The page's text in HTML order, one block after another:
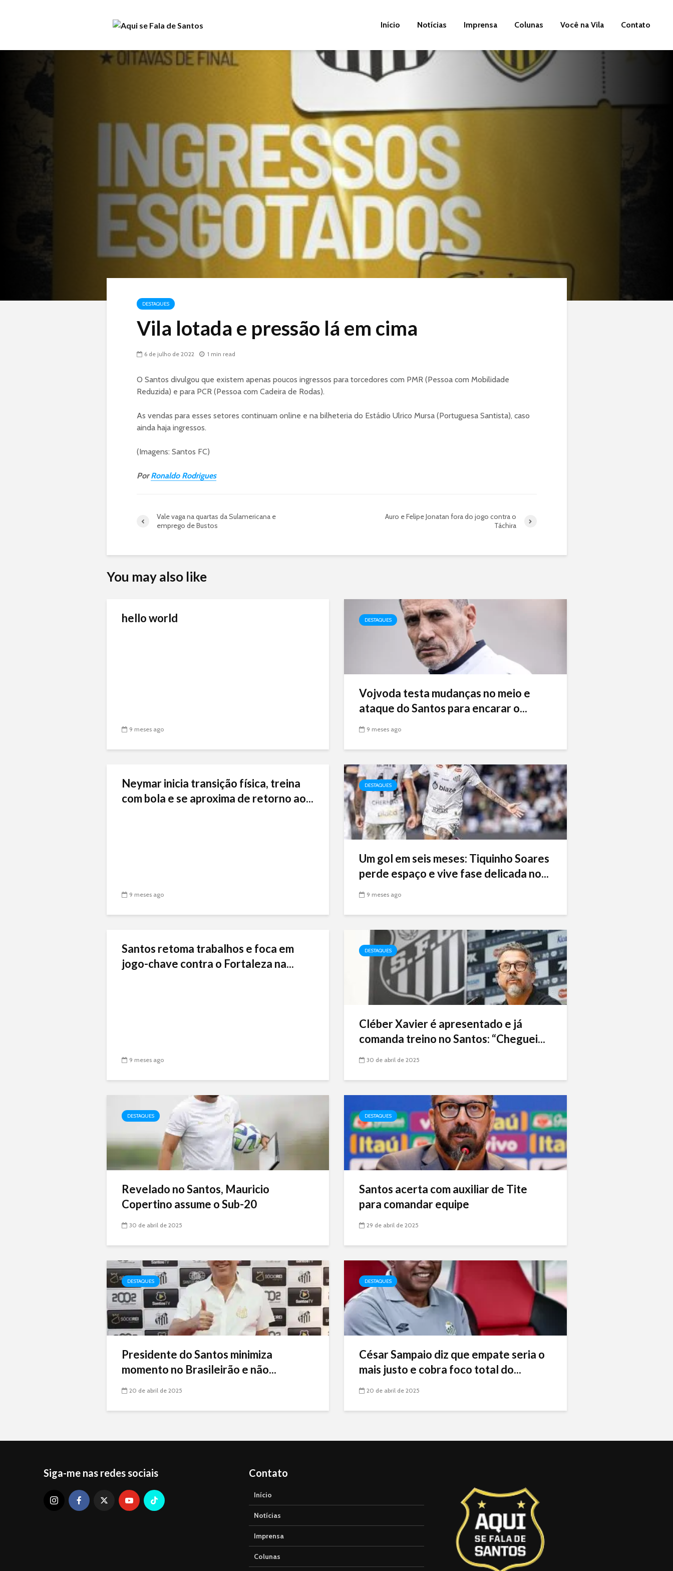
Início Notícias Imprensa Colunas Você na Vila Contato
DESTAQUES
Vila lotada e pressão lá em cima
6 de julho de 2022 1 min read
O Santos divulgou que existem apenas poucos ingressos para torcedores com PMR (Pessoa com Mobilidade
Reduzida) e para PCR (Pessoa com Cadeira de Rodas).
As vendas para esses setores continuam online e na bilheteria do Estádio Ulrico Mursa (Portuguesa Santista), caso
ainda haja ingressos.
(Imagens: Santos FC)
PorRonaldo Rodrigues
Vale vaga na quartas da Sulamericana e
emprego de Bustos
Auro e Felipe Jonatan fora do jogo contra o
Táchira
You may also like
hello world
9 meses ago
DESTAQUES
Vojvoda testa mudanças no meio e
ataque do Santos para encarar o...
9 meses ago
Neymar inicia transição física, treina
com bola e se aproxima de retorno ao...
9 meses ago
DESTAQUES
Um gol em seis meses: Tiquinho Soares
perde espaço e vive fase delicada no...
9 meses ago
Santos retoma trabalhos e foca em
jogo-chave contra o Fortaleza na...
9 meses ago
DESTAQUES
Cléber Xavier é apresentado e já
comanda treino no Santos: “Cheguei...
30 de abril de 2025
DESTAQUES
Revelado no Santos, Mauricio
Copertino assume o Sub-20
30 de abril de 2025
DESTAQUES
Santos acerta com auxiliar de Tite
para comandar equipe
29 de abril de 2025
DESTAQUES
Presidente do Santos minimiza
momento no Brasileirão e não...
20 de abril de 2025
DESTAQUES
César Sampaio diz que empate seria o
mais justo e cobra foco total do...
20 de abril de 2025
Siga-me nas redes sociais Contato
Início
Notícias
Imprensa
Colunas